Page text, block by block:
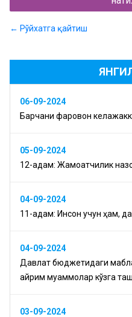
← Рўйхатга қайтиш
06-09-2024
Барчани фаровон
05-09-2024
12-қадам: Жамоатчилик
04-09-2024
11-қадам: Инсон учун ҳам,
04-09-2024
Давлат бюджетидаги
айрим муаммолар кўзга
03-09-2024